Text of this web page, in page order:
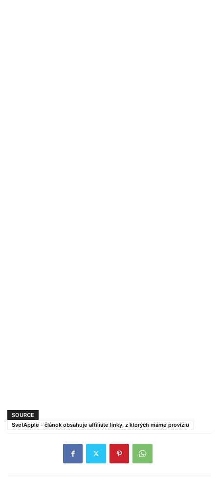
SOURCE
SvetApple - článok obsahuje affiliate linky, z ktorých máme províziu